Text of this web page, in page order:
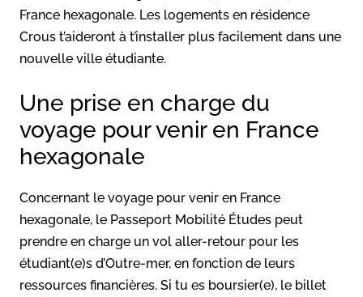
France hexagonale. Les logements en résidence
Crous t’aideront à t’installer plus facilement dans une
nouvelle ville étudiante.
Une prise en charge du
voyage pour venir en France
hexagonale
Concernant le voyage pour venir en France
hexagonale, le Passeport Mobilité Études peut
prendre en charge un vol aller-retour pour les
étudiant(e)s d’Outre-mer, en fonction de leurs
ressources financières. Si tu es boursier(e), le billet